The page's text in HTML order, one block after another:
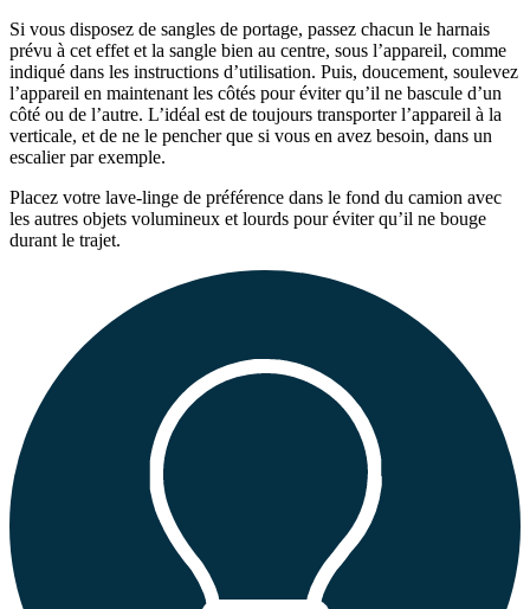
Si vous disposez de sangles de portage, passez chacun le harnais
prévu à cet effet et la sangle bien au centre, sous l’appareil, comme
indiqué dans les instructions d’utilisation. Puis, doucement, soulevez
l’appareil en maintenant les côtés pour éviter qu’il ne bascule d’un
côté ou de l’autre. L’idéal est de toujours transporter l’appareil à la
verticale, et de ne le pencher que si vous en avez besoin, dans un
escalier par exemple.
Placez votre lave-linge de préférence dans le fond du camion avec
les autres objets volumineux et lourds pour éviter qu’il ne bouge
durant le trajet.